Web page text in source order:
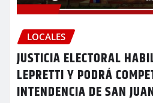
LOCALES
JUSTICIA ELECTORAL
LEPRETTI Y PODRÁ
INTENDENCIA DE SAN